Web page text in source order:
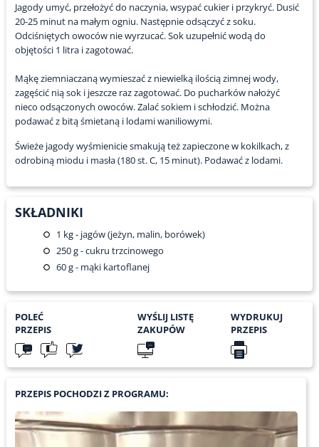
Jagody umyć, przełożyć do naczynia, wsypać cukier i przykryć. Dusić
20-25 minut na małym ogniu. Następnie odsączyć z soku.
Odciśniętych owoców nie wyrzucać. Sok uzupełnić wodą do
objętości 1 litra i zagotować.
Mąkę ziemniaczaną wymieszać z niewielką ilością zimnej wody,
zagęścić nią sok i jeszcze raz zagotować. Do pucharków nałożyć
nieco odsączonych owoców. Zalać sokiem i schłodzić. Można
podawać z bitą śmietaną i lodami waniliowymi.
Świeże jagody wyśmienicie smakują też zapieczone w kokilkach, z
odrobiną miodu i masła (180 st. C, 15 minut). Podawać z lodami.
SKŁADNIKI
1 kg - jagów (jeżyn, malin, borówek)
250g - cukru trzcinowego
60g - mąki kartoflanej
POLEĆ
PRZEPIS
WYŚLIJ LISTĘ
ZAKUPÓW
WYDRUKUJ
PRZEPIS
PRZEPIS POCHODZI Z PROGRAMU: